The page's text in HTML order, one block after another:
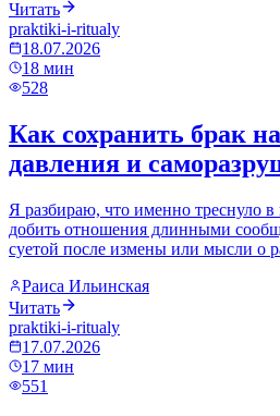
Читать
praktiki-i-ritualy
18.07.2026
18 мин
528
Как сохранить брак
давления и
Я разбираю, что именно треснуло
добить отношения длинными
суетой после измены или мысли о
Раиса Ильинская
Читать
praktiki-i-ritualy
17.07.2026
17 мин
551